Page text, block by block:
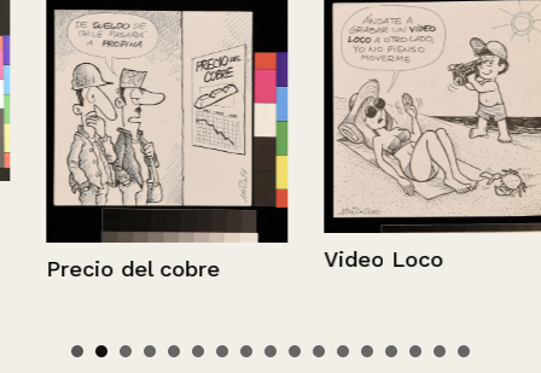
Precio del cobre Video Loco